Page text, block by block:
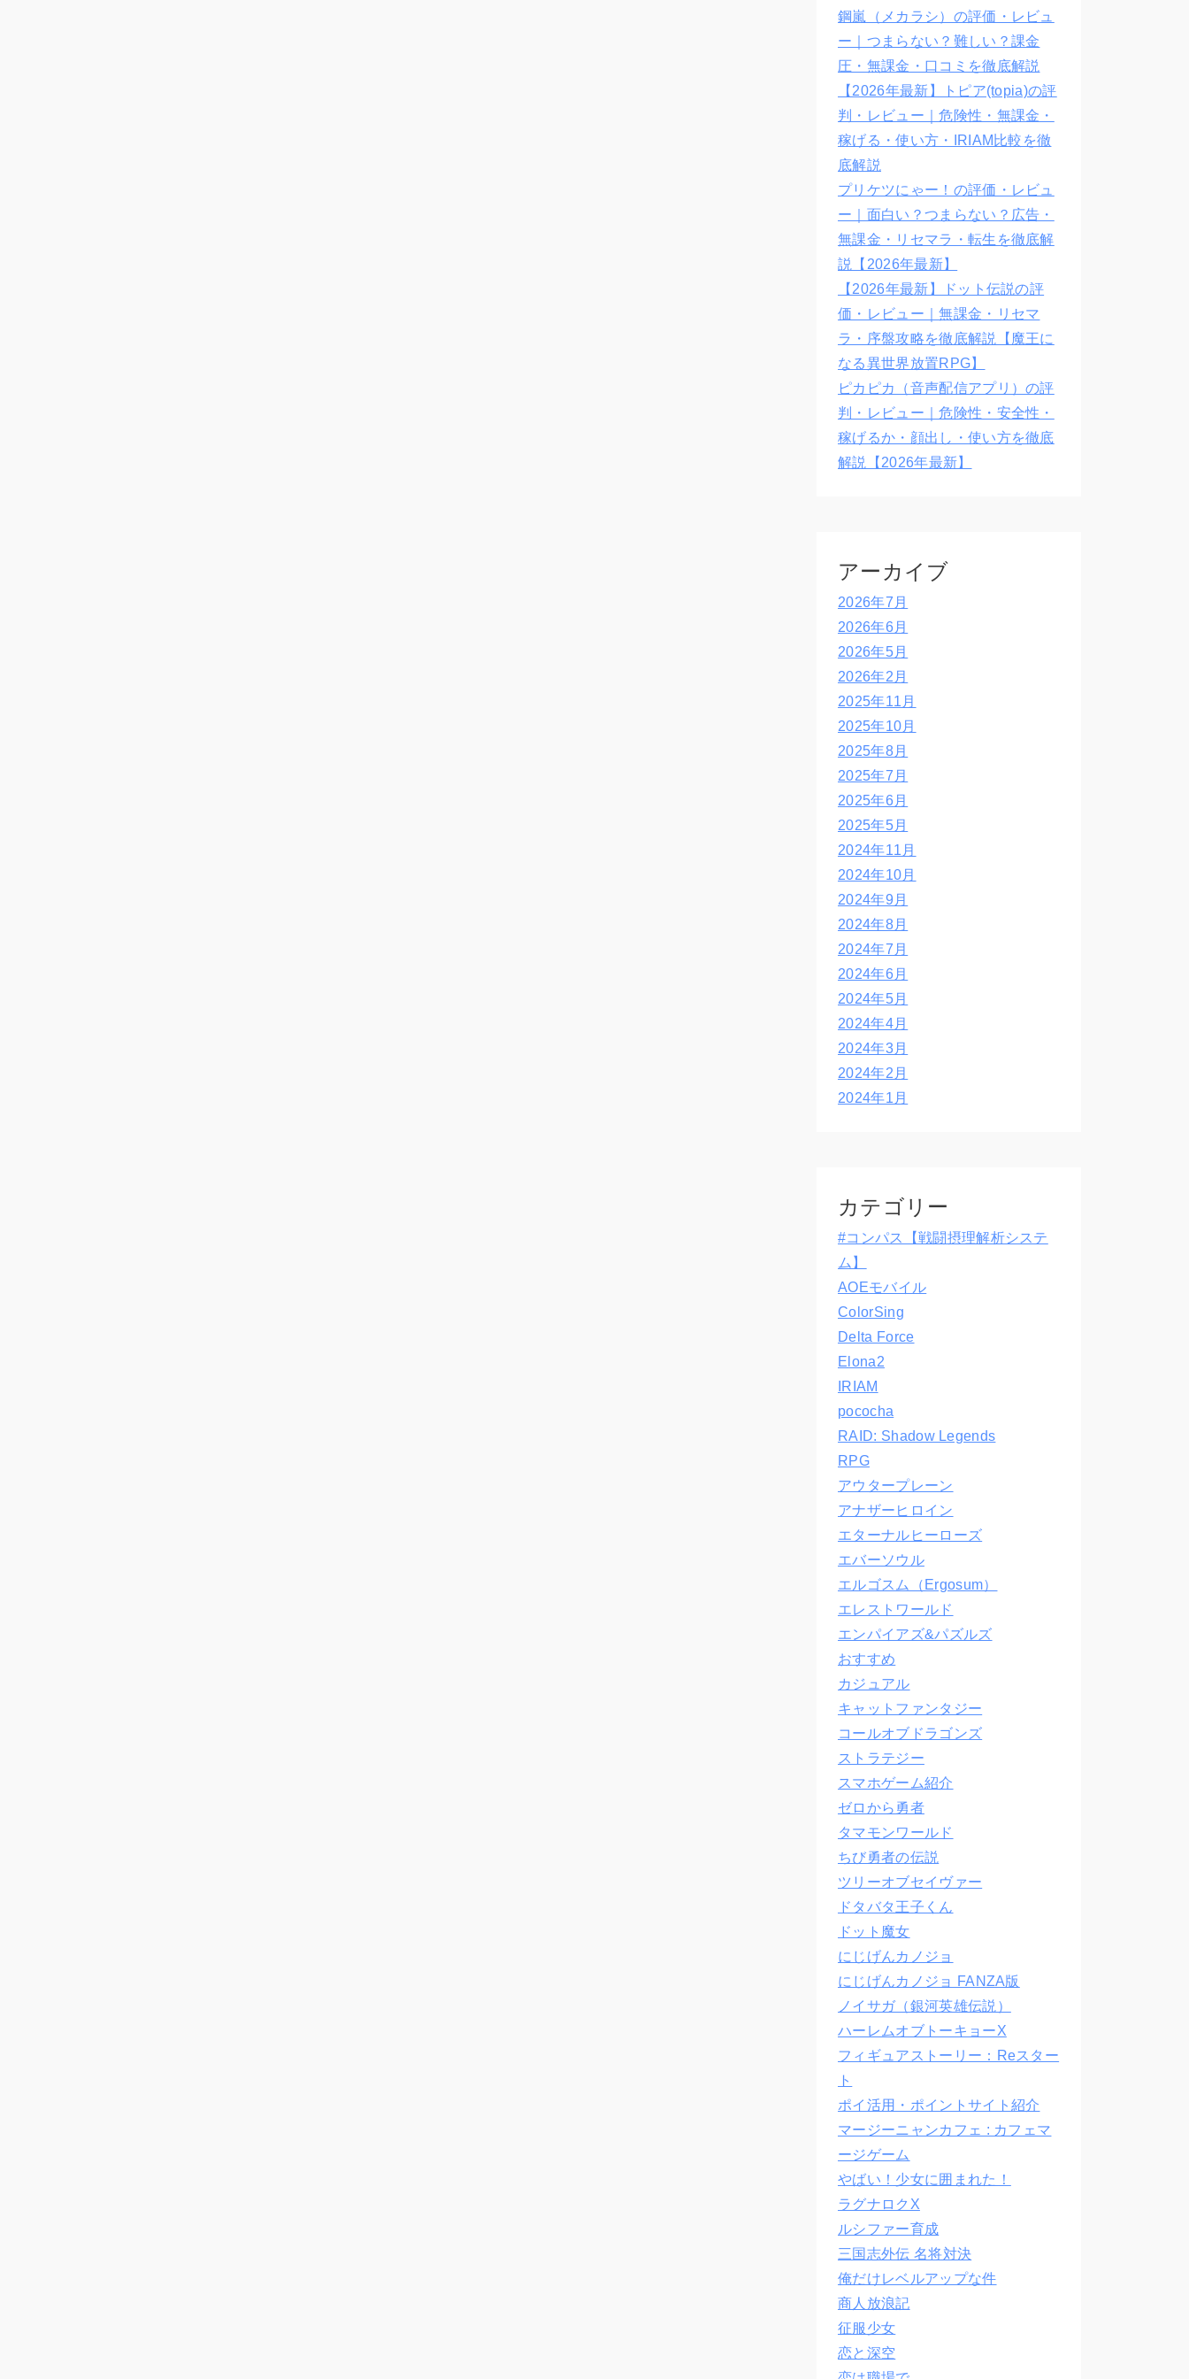
鋼嵐（メカラシ）の評価・レビュ
ー｜つまらない？難しい？課金
圧・無課金・口コミを徹底解説
【2026年最新】トピア(topia)の評
判・レビュー｜危険性・無課金・
稼げる・使い方・IRIAM比較を徹
底解説
プリケツにゃー！の評価・レビュ
ー｜面白い？つまらない？広告・
無課金・リセマラ・転生を徹底解
説【2026年最新】
【2026年最新】ドット伝説の評
価・レビュー｜無課金・リセマ
ラ・序盤攻略を徹底解説【魔王に
なる異世界放置RPG】
ピカピカ（音声配信アプリ）の評
判・レビュー｜危険性・安全性・
稼げるか・顔出し・使い方を徹底
解説【2026年最新】
アーカイブ
2026年7月
2026年6月
2026年5月
2026年2月
2025年11月
2025年10月
2025年8月
2025年7月
2025年6月
2025年5月
2024年11月
2024年10月
2024年9月
2024年8月
2024年7月
2024年6月
2024年5月
2024年4月
2024年3月
2024年2月
2024年1月
カテゴリー
#コンパス【戦闘摂理解析システ
ム】
AOEモバイル
ColorSing
Delta Force
Elona2
IRIAM
pococha
RAID: Shadow Legends
RPG
アウタープレーン
アナザーヒロイン
エターナルヒーローズ
エバーソウル
エルゴスム（Ergosum）
エレストワールド
エンパイアズ&パズルズ
おすすめ
カジュアル
キャットファンタジー
コールオブドラゴンズ
ストラテジー
スマホゲーム紹介
ゼロから勇者
タマモンワールド
ちび勇者の伝説
ツリーオブセイヴァー
ドタバタ王子くん
ドット魔女
にじげんカノジョ
にじげんカノジョ FANZA版
ノイサガ（銀河英雄伝説）
ハーレムオブトーキョーX
フィギュアストーリー：Reスター
ト
ポイ活用・ポイントサイト紹介
マージーニャンカフェ : カフェマ
ージゲーム
やばい！少女に囲まれた！
ラグナロクX
ルシファー育成
三国志外伝 名将対決
俺だけレベルアップな件
商人放浪記
征服少女
恋と深空